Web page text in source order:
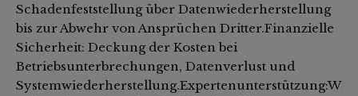
Schadenfeststellung über Datenwiederherstellung
bis zur Abwehr von Ansprüchen Dritter.Finanzielle
Sicherheit: Deckung der Kosten bei
Betriebsunterbrechungen, Datenverlust und
Systemwiederherstellung.Expertenunterstützung:Wir